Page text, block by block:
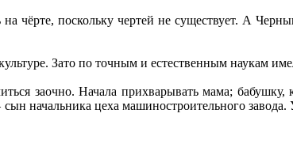
чёрте, поскольку чертей не существует. А
Зато по точным и естественным наукам
заочно. Начала прихварывать мама; бабушку,
начальника цеха машиностроительного завода.